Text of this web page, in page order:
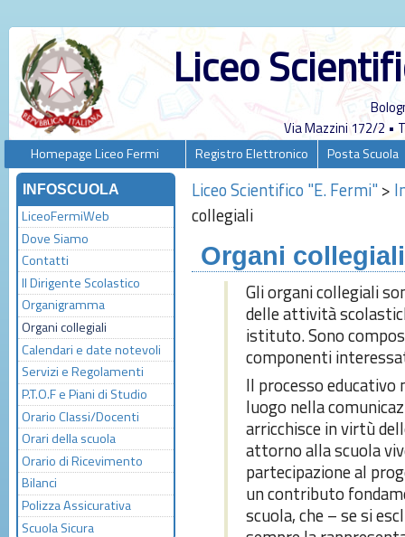
Liceo
Via Mazzini 172/2 •
Homepage Liceo Fermi Registro Elettronico Posta Scuola
INFOSCUOLA
LiceoFermiWeb
Dove Siamo
Contatti
Il Dirigente Scolastico
Organigramma
Organi collegiali
Calendari e date notevoli
Servizi e Regolamenti
P.T.O.F e Piani di Studio
Orario Classi/Docenti
Orari della scuola
Orario di Ricevimento
Bilanci
Polizza Assicurativa
Scuola Sicura
Liceo Scientifico "E. Fermi" >
collegiali
Organi collegiali
Gli organi collegiali
delle attività
istituto. Sono
componenti
Il processo educativo
luogo nella
arricchisce in virtù
attorno alla scuola
partecipazione al
un contributo
scuola, che – se si